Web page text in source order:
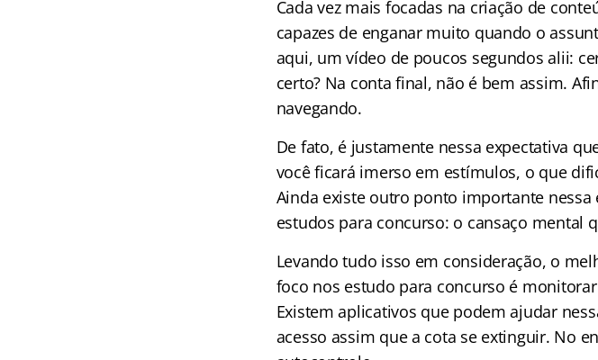
Cada vez mais focadas na criação de
capazes de enganar muito quando o
aqui, um vídeo de poucos segundos alii:
certo? Na conta final, não é bem assim.
navegando.
De fato, é justamente nessa expectativa
você ficará imerso em estímulos, o que
Ainda existe outro ponto importante
estudos para concurso: o cansaço mental
Levando tudo isso em consideração, o
foco nos estudo para concurso é
Existem aplicativos que podem ajudar
acesso assim que a cota se extinguir. No